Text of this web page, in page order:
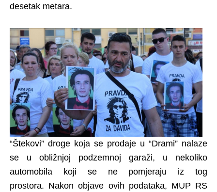
desetak metara.
“Štekovi” droge koja se prodaje u “Drami” nalaze
se u obližnjoj podzemnoj garaži, u nekoliko
automobila koji se ne pomjeraju iz tog
prostora. Nakon objave ovih podataka, MUP RS